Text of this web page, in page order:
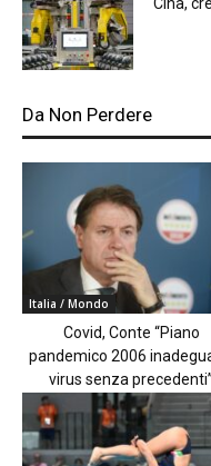
Cina,
Da Non Perdere
Italia / Mondo
Covid, Conte “Piano
pandemico 2006
virus senza precedenti”